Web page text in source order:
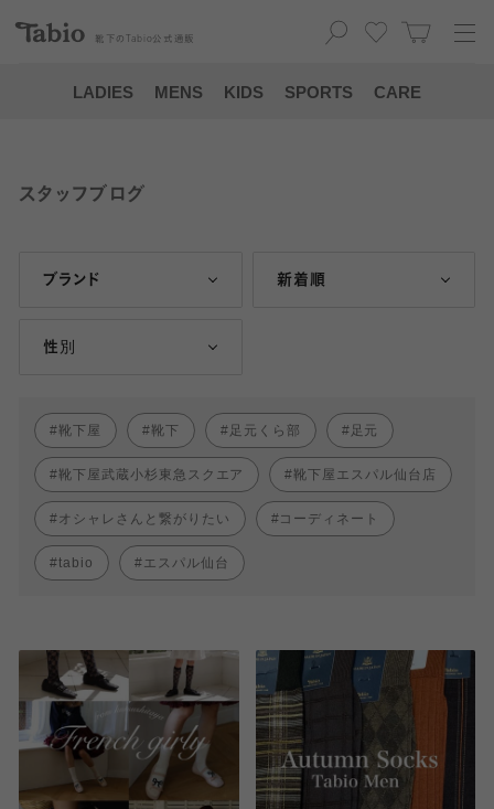
靴下の Tabio 公式通販
LADIES MENS KIDS SPORTS CARE
スタッフブログ
ブランド 新着順
性別
靴下屋 靴下 足元くら部 足元
靴下屋武蔵小杉東急スクエア 靴下屋エスパル仙台店
オシャレさんと繋がりたい コーディネート
tabio エスパル仙台